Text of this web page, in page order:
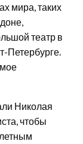
мира, таких
театр в
Петербурге.
Николая
чтобы